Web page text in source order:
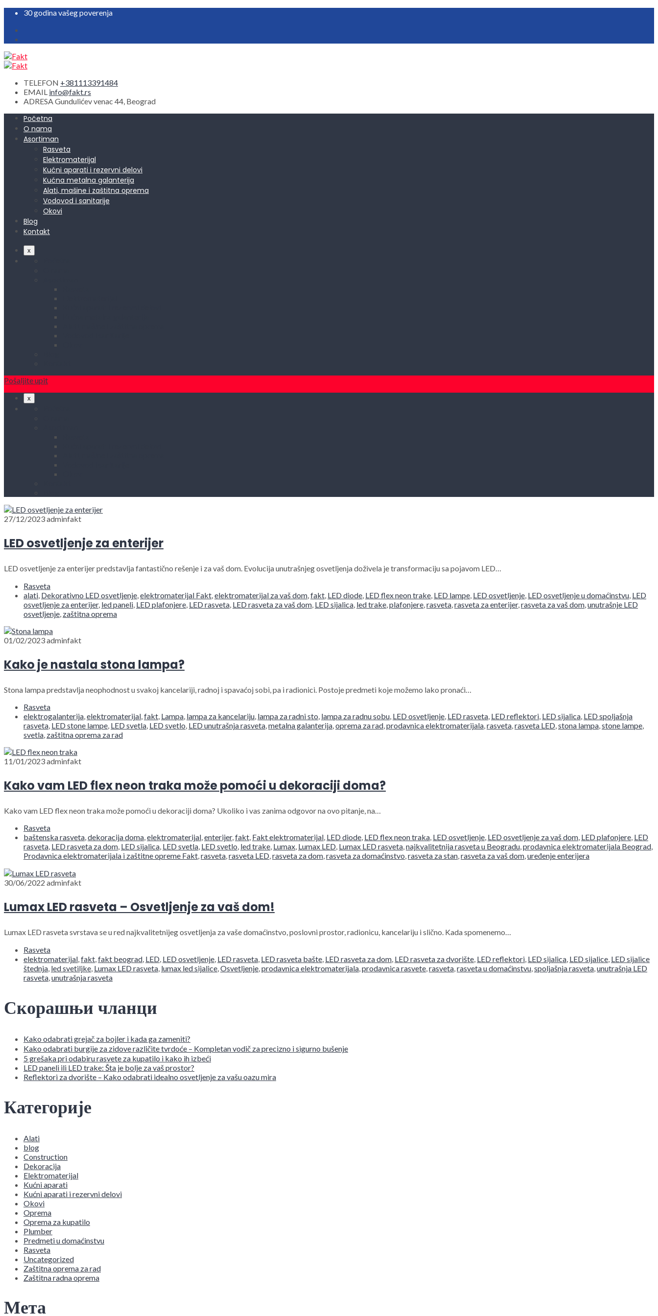
30 godina vašeg poverenja
TELEFON +381113391484
EMAIL info@fakt.rs
ADRESAGundulićev venac 44, Beograd
Početna
O nama
Asortiman
Rasveta
Elektromaterijal
Kućni aparati i rezervni delovi
Kućna metalna galanterija
Alati, mašine i zaštitna oprema
Vodovod i sanitarije
Okovi
Blog
Kontakt
x
Pošaljite upit
x
27/12/2023adminfakt
LED osvetljenje za enterijer
LED osvetljenje za enterijer predstavlja fantastično rešenje i za vaš dom. Evolucija unutrašnjeg osvetljenja doživela je transformaciju sa pojavom LED…
Rasveta
alati, Dekorativno LED osvetljenje,elektromaterijal Fakt,elektromaterijal za vaš dom,fakt, LED diode, LED flex neon trake, LED lampe, LED osvetljenje, LED osvetljenje u domaćinstvu, LED
osvetljenje za enterijer, led paneli, LED plafonjere, LED rasveta, LED rasveta za vaš dom, LED sijalica, led trake,plafonjere,rasveta,rasveta za enterijer,rasveta za vaš dom,unutrašnje LED
osvetljenje, zaštitna oprema
01/02/2023adminfakt
Kako je nastala stona lampa?
Stona lampa predstavlja neophodnost u svakoj kancelariji, radnoj i spavaćoj sobi, pa i radionici. Postoje predmeti koje možemo lako pronaći…
Rasveta
elektrogalanterija,elektromaterijal,fakt, Lampa, lampa za kancelariju, lampa za radni sto, lampa za radnu sobu, LED osvetljenje, LED rasveta, LED reflektori, LED sijalica, LED spoljašnja
rasveta, LED stone lampe, LED svetla, LED svetlo, LED unutrašnja rasveta,metalna galanterija,oprema za rad,prodavnica elektromaterijala,rasveta,rasveta LED,stona lampa,stone lampe,
svetla, zaštitna oprema za rad
11/01/2023adminfakt
Kako vam LED flex neon traka može pomoći u dekoraciji doma?
Kako vam LED flex neon traka može pomoći u dekoraciji doma? Ukoliko i vas zanima odgovor na ovo pitanje, na…
Rasveta
baštenska rasveta,dekoracija doma,elektromaterijal,enterijer,fakt, Fakt elektromaterijal, LED diode, LED flex neon traka, LED osvetljenje, LED osvetljenje za vaš dom, LED plafonjere, LED
rasveta, LED rasveta za dom, LED sijalica, LED svetla, LED svetlo, led trake, Lumax, Lumax LED, Lumax LED rasveta,najkvalitetnija rasveta u Beogradu,prodavnica elektromaterijala Beograd,
Prodavnica elektromaterijala i zaštitne opreme Fakt,rasveta,rasveta LED,rasveta za dom,rasveta za domaćinstvo,rasveta za stan,rasveta za vaš dom,uređenje enterijera
30/06/2022 adminfakt
Lumax LED rasveta – Osvetljenje za vaš dom!
Lumax LED rasveta svrstava se u red najkvalitetnijeg osvetljenja za vaše domaćinstvo, poslovni prostor, radionicu, kancelariju i slično. Kada spomenemo…
Rasveta
elektromaterijal,fakt,fakt beograd, LED, LED osvetljenje, LED rasveta, LED rasveta bašte, LED rasveta za dom, LED rasveta za dvorište, LED reflektori, LED sijalica, LED sijalice, LED sijalice
štednja, led svetiljke, Lumax LED rasveta, lumax led sijalice,Osvetljenje,prodavnica elektromaterijala,prodavnica rasvete,rasveta,rasveta u domaćinstvu,spoljašnja rasveta,unutrašnja LED
rasveta,unutrašnja rasveta
Скорашњи чланци
Kako odabrati grejač za bojler i kada ga zameniti?
Kako odabrati burgije za zidove različite tvrdoće – Kompletan vodič za precizno i sigurno bušenje
5 grešaka pri odabiru rasvete za kupatilo i kako ih izbeći
LED paneli ili LED trake: Šta je bolje za vaš prostor?
Reflektori za dvorište – Kako odabrati idealno osvetljenje za vašu oazu mira
Категорије
Alati
blog
Construction
Dekoracija
Elektromaterijal
Kućni aparati
Kućni aparati i rezervni delovi
Okovi
Oprema
Oprema za kupatilo
Plumber
Predmeti u domaćinstvu
Rasveta
Uncategorized
Zaštitna oprema za rad
Zaštitna radna oprema
Мета